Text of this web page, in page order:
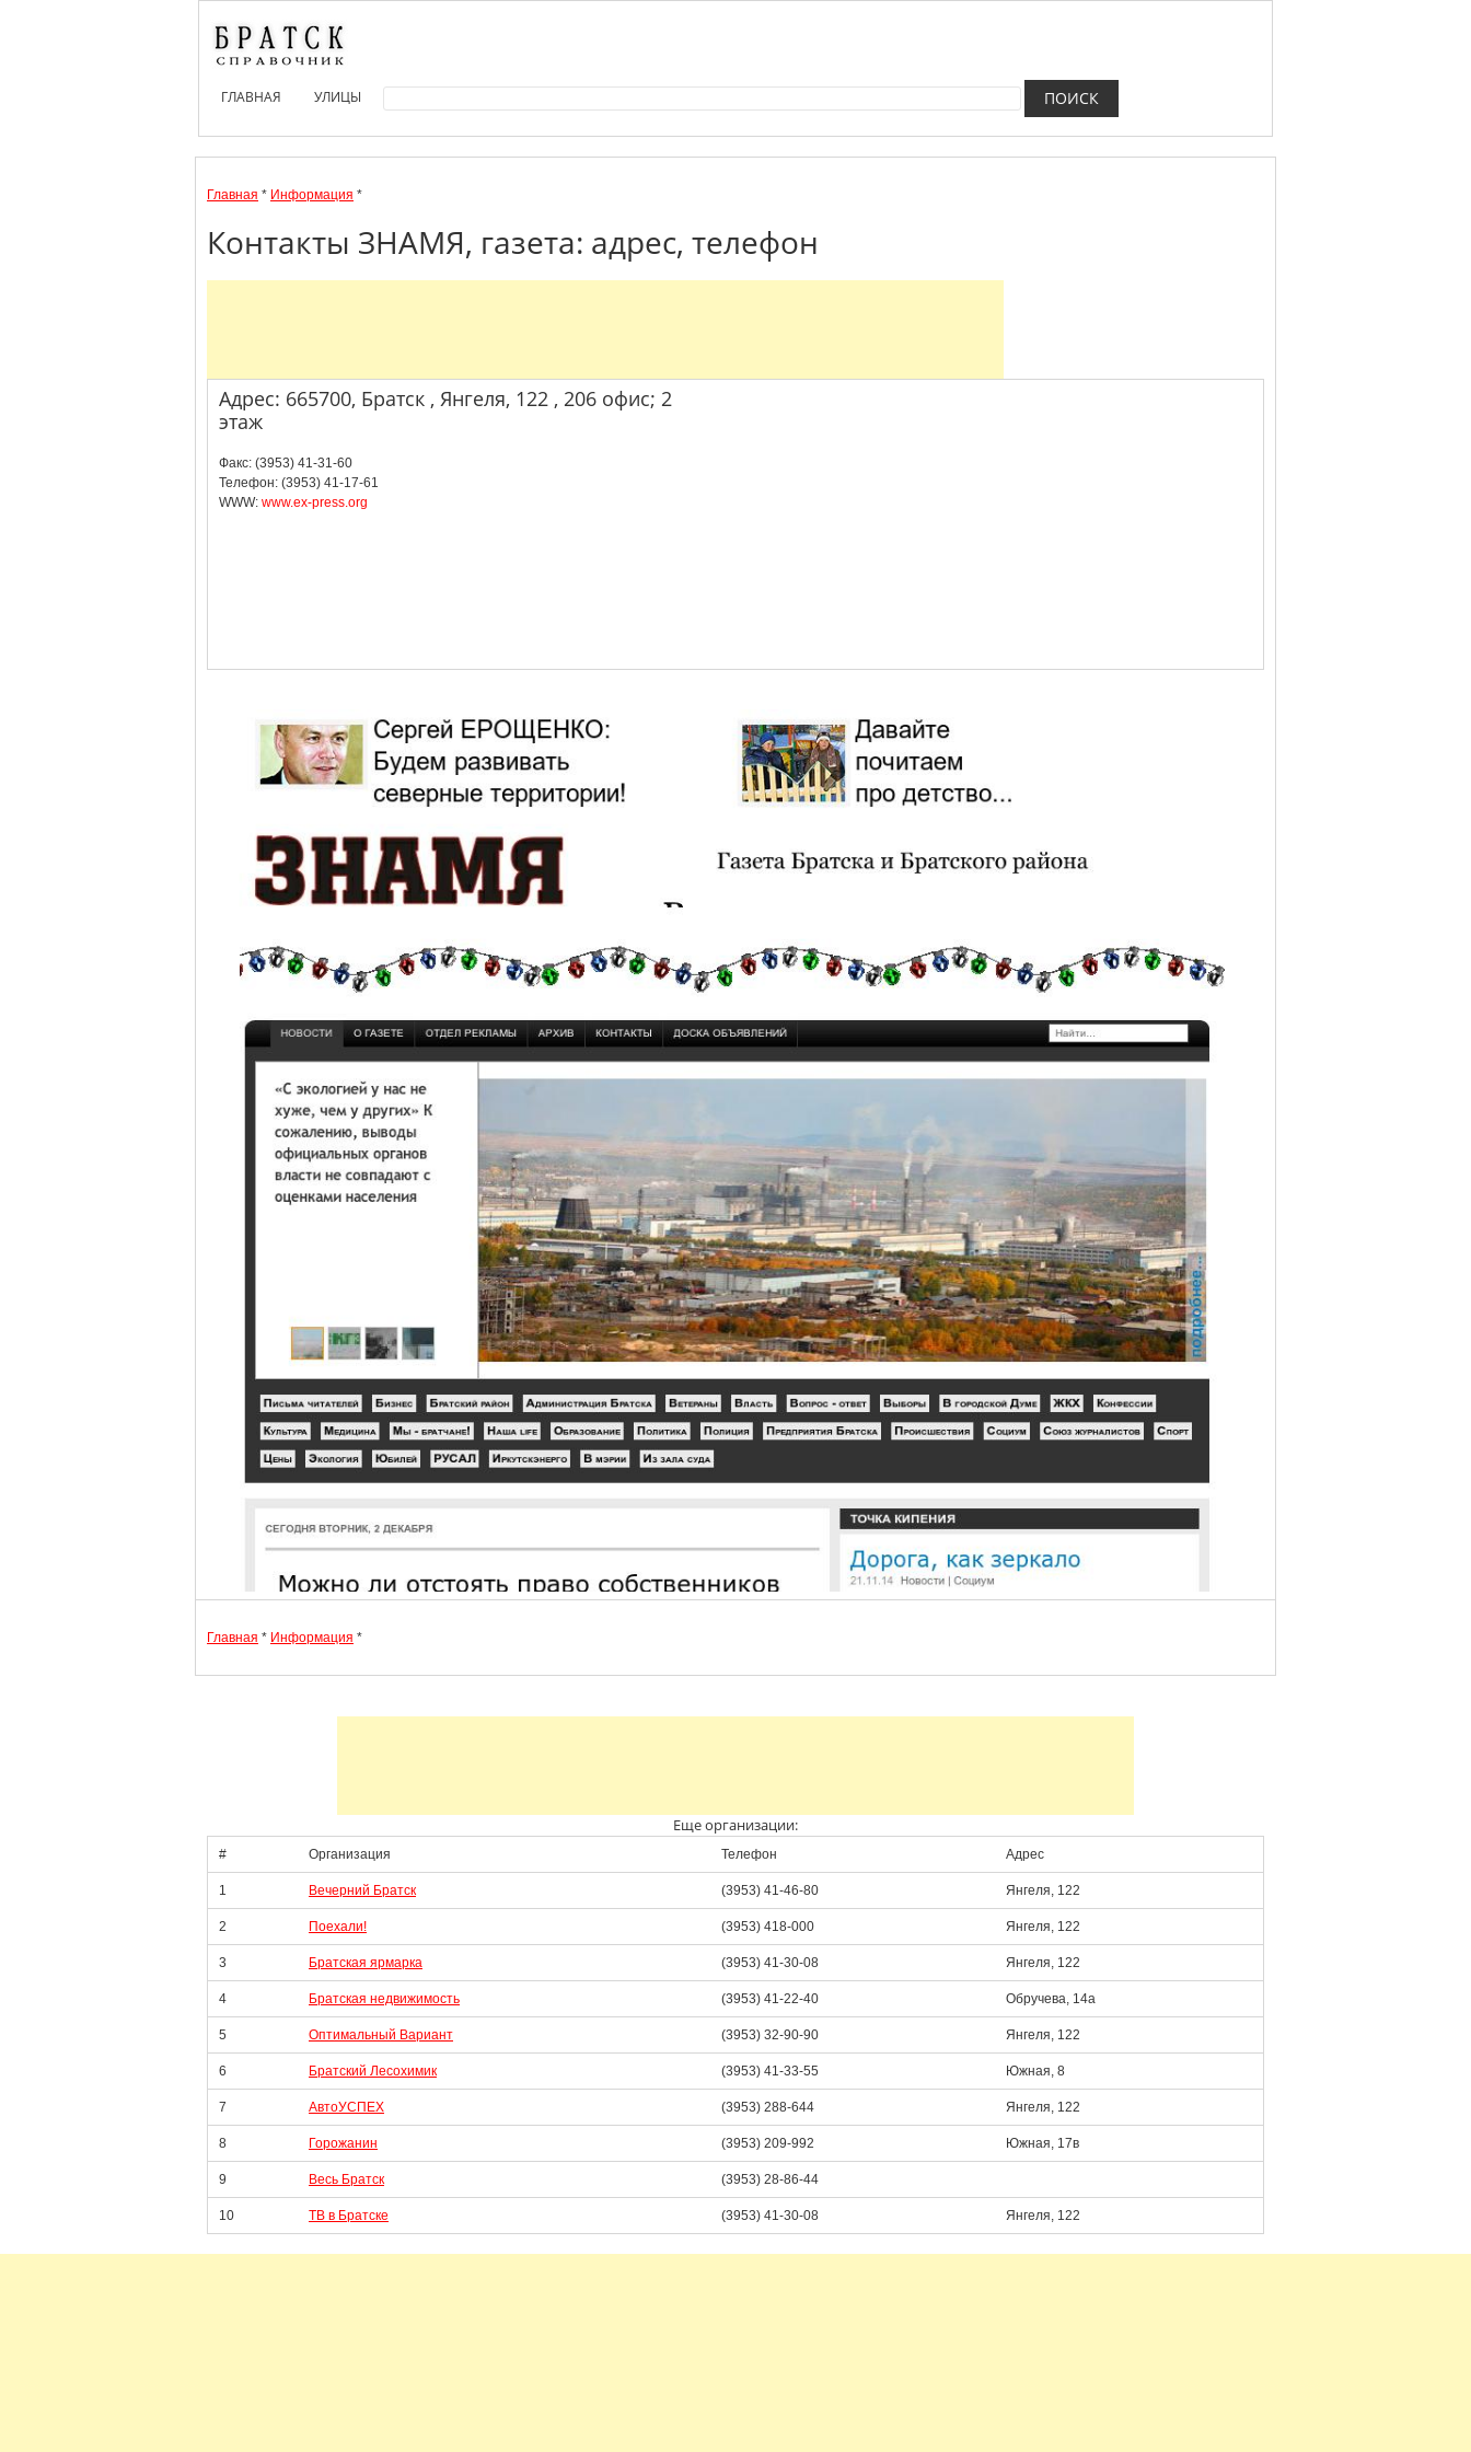
ГЛАВНАЯ УЛИЦЫ
Главная * Информация *
Контакты ЗНАМЯ, газета: адрес, телефон
Адрес: 665700, Братск , Янгеля, 122 , 206 офис; 2
этаж
Факс: (3953) 41-31-60
Телефон: (3953) 41-17-61
WWW: www.ex-press.org
Главная * Информация *
Еще организации:
# Организация Телефон Адрес
1 Вечерний Братск (3953) 41-46-80 Янгеля, 122
2 Поехали! (3953) 418-000 Янгеля, 122
3 Братская ярмарка (3953) 41-30-08 Янгеля, 122
4 Братская недвижимость (3953) 41-22-40 Обручева, 14а
5 Оптимальный Вариант (3953) 32-90-90 Янгеля, 122
6 Братский Лесохимик (3953) 41-33-55 Южная, 8
7 АвтоУСПЕХ (3953) 288-644 Янгеля, 122
8 Горожанин (3953) 209-992 Южная, 17в
9 Весь Братск (3953) 28-86-44
10 ТВ в Братске (3953) 41-30-08 Янгеля, 122